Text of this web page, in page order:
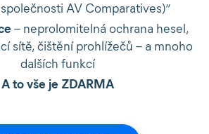
AV Comparatives)“
– neprolomitelná ochrana hesel,
sítě, čištění prohlížečů – a mnoho
dalších funkcí
A to vše je ZDARMA